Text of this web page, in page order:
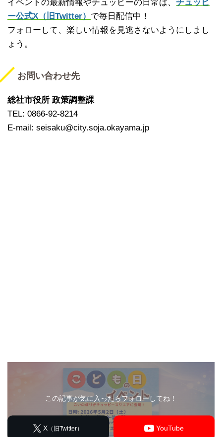
イベントの最新情報やチュッピーの日常は、 チュッピ
ー公式X（旧Twitter） で毎日配信中！
フォローして、楽しい情報を見逃さないようにしまし
ょう。
お問い合わせ先
総社市役所 政策調整課
TEL: 0866-92-8214
E-mail: seisaku@city.soja.okayama.jp
この記事が気に入ったらフォローしてね！
X （旧Twitter） YouTube